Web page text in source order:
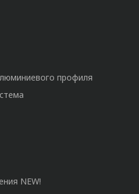
профиля
NEW!